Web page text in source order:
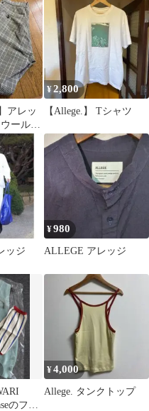
アレッ
ールチ
¥2,800
【Allege.】 Tシャツ
ッジ
¥980
ALLEGE アレッジ
のフル
¥4,000
Allege. タンクトップ